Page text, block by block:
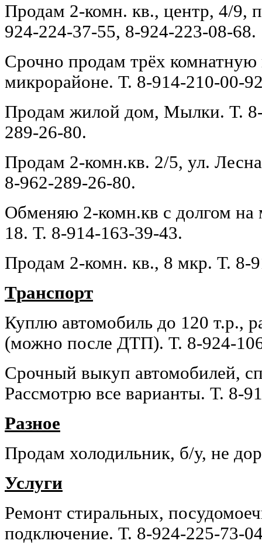
Продам 2-комн. кв., центр, 4/9,
924-224-37-55, 8-924-223-08-68.
Срочно продам трёх комнатную
микрорайоне. Т. 8-914-210-00-
Продам жилой дом, Мылки. Т.
289-26-80.
Продам 2-комн.кв. 2/5, ул.
8-962-289-26-80.
Обменяю 2-комн.кв с долгом
18. Т. 8-914-163-39-43.
Продам 2-комн. кв., 8 мкр. Т. 8-
Транспорт
Куплю автомобиль до 120 т.р.,
(можно после ДТП). Т. 8-924-
Срочный выкуп автомобилей,
Рассмотрю все варианты. Т. 8-
Разное
Продам холодильник, б/у, не
Услуги
Ремонт стиральных,
подключение. Т. 8-924-225-73-